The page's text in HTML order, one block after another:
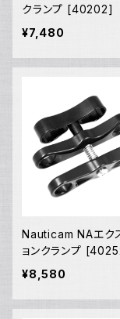
クランプ [40202]
¥7,480
Nauticam NAエク
ョンクランプ
¥8,580